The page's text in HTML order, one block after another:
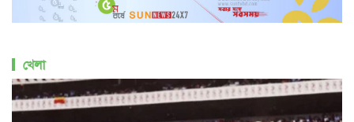
খেলা